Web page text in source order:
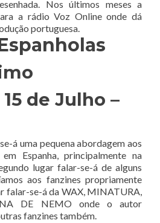
Nos últimos meses a
a rádio Voz Online onde dá
portuguesa.
de Julho –
á uma pequena abordagem aos
Espanha, principalmente na
lugar falar-se-á de alguns
aos fanzines propriamente
falar-se-á da WAX, MINATURA,
DE NEMO onde o autor
fanzines também.